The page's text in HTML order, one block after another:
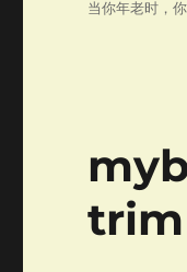
当你年老时，
trim